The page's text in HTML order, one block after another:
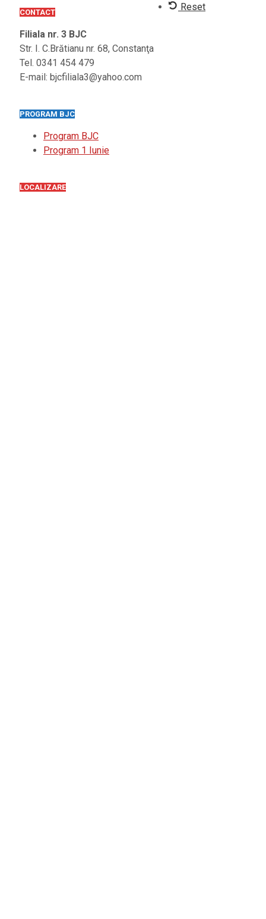
CONTACT
Filiala nr. 3 BJC
Str. I. C.Brătianu nr. 68, Constanţa
Tel. 0341 454 479
E-mail: bjcfiliala3@yahoo.com
PROGRAM BJC
Program BJC
Program 1 Iunie
LOCALIZARE
Reset